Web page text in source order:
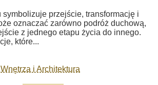
symbolizuje przejście, transformację i
oznaczać zarówno podróż duchową,
z jednego etapu życia do innego.
które...
Wnętrza i Architektura